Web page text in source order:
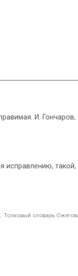
И.
Толковый словарь